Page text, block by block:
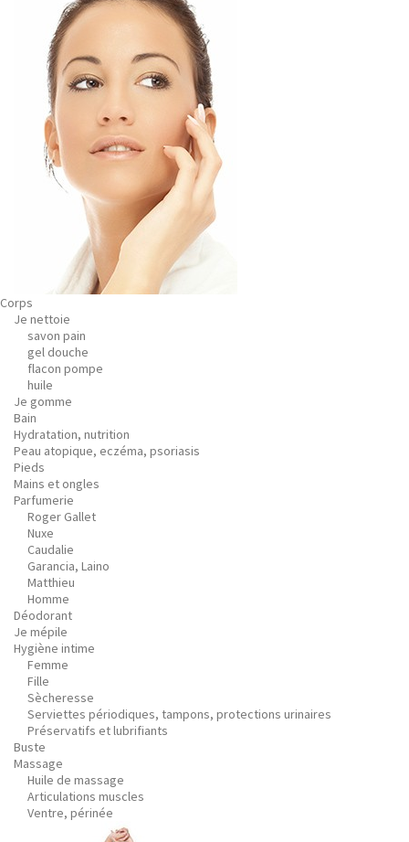
Corps
Je nettoie
savon pain
gel douche
flacon pompe
huile
Je gomme
Bain
Hydratation, nutrition
Peau atopique, eczéma, psoriasis
Pieds
Mains et ongles
Parfumerie
Roger Gallet
Nuxe
Caudalie
Garancia, Laino
Matthieu
Homme
Déodorant
Je mépile
Hygiène intime
Femme
Fille
Sècheresse
Serviettes périodiques, tampons, protections urinaires
Préservatifs et lubrifiants
Buste
Massage
Huile de massage
Articulations muscles
Ventre, périnée